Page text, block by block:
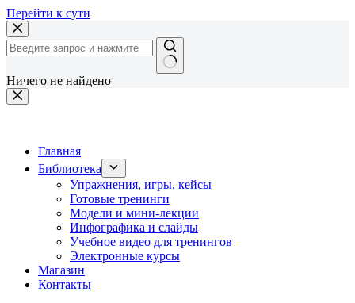
Перейти к сути
Ничего не найдено
Главная
Библиотека
Упражнения, игры, кейсы
Готовые тренинги
Модели и мини-лекции
Инфографика и слайды
Учебное видео для тренингов
Электронные курсы
Магазин
Контакты